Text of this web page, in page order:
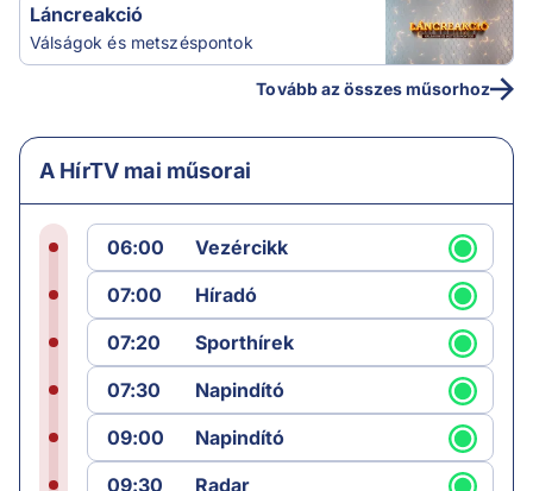
Láncreakció
Válságok és metszéspontok
Tovább az összes műsorhoz
A HírTV mai műsorai
06:00
Vezércikk
07:00
Híradó
07:20
Sporthírek
07:30
Napindító
09:00
Napindító
09:30
Radar